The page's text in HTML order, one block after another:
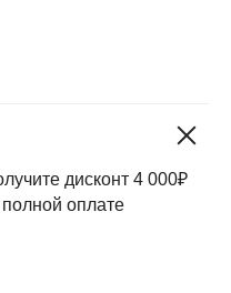
дисконт 4 000₽
оплате